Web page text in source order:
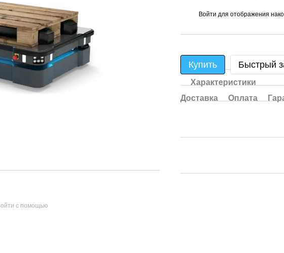
с помощью
Войти для отображения
Купить Быстрый
Характеристики
Доставка
Оплата